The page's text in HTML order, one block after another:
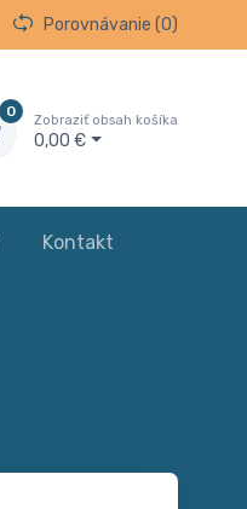
Porovnávanie (0)
0
Zobraziť obsah košíka
0,00 €
Kontakt